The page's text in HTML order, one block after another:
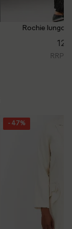
Rochie lunga
RRP:
- 47%